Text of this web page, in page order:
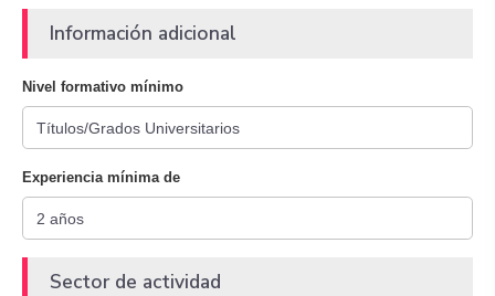
Información adicional
Nivel formativo mínimo
Experiencia mínima de
Sector de actividad